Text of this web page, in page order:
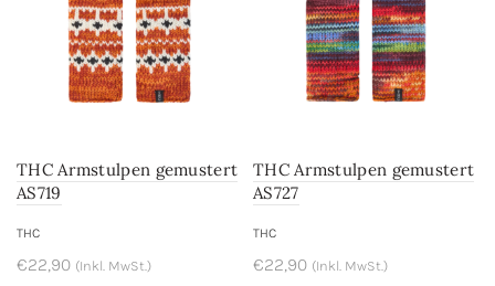
THC Armstulpen gemustert
AS719
THC
€22,90 (Inkl. MwSt.)
THC Armstulpen gemustert
AS727
THC
€22,90 (Inkl. MwSt.)